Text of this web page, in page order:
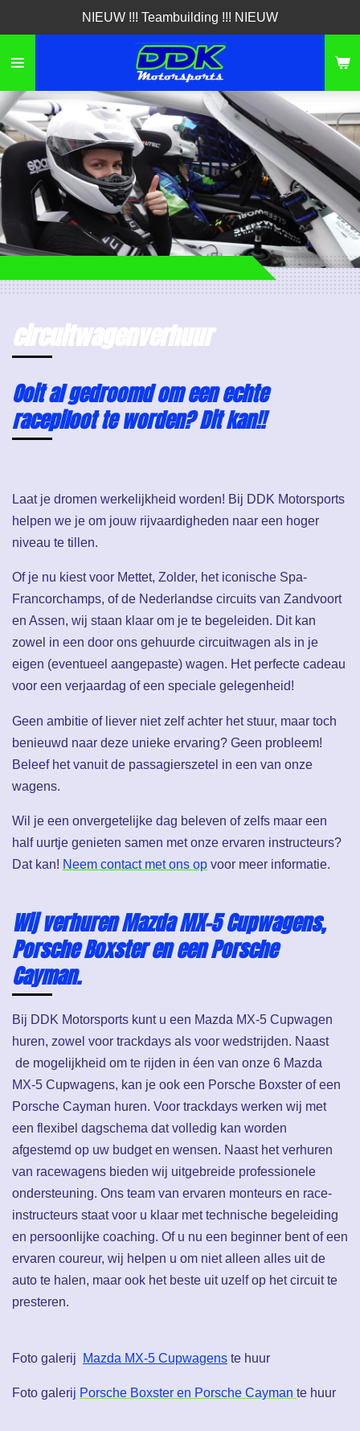
direct
naar
hoofdinhoud
NIEUW !!! Teambuilding !!! NIEUW
circuitwagenverhuur
Ooit al gedroomd om een echte
racepiloot te worden? Dit kan!!
Laat je dromen werkelijkheid worden! Bij DDK Motorsports
helpen we je om jouw rijvaardigheden naar een hoger
niveau te tillen.
Of je nu kiest voor Mettet, Zolder, het iconische Spa-
Francorchamps, of de Nederlandse circuits van Zandvoort
en Assen, wij staan klaar om je te begeleiden. Dit kan
zowel in een door ons gehuurde circuitwagen als in je
eigen (eventueel aangepaste) wagen. Het perfecte cadeau
voor een verjaardag of een speciale gelegenheid!
Geen ambitie of liever niet zelf achter het stuur, maar toch
benieuwd naar deze unieke ervaring? Geen probleem!
Beleef het vanuit de passagierszetel in een van onze
wagens.
Wil je een onvergetelijke dag beleven of zelfs maar een
half uurtje genieten samen met onze ervaren instructeurs?
Dat kan! Neem contact met ons op voor meer informatie.
Wij verhuren Mazda MX-5 Cupwagens,
Porsche Boxster en een Porsche
Cayman.
Bij DDK Motorsports kunt u een Mazda MX-5 Cupwagen
huren, zowel voor trackdays als voor wedstrijden. Naast
de mogelijkheid om te rijden in éen van onze 6 Mazda
MX-5 Cupwagens, kan je ook een Porsche Boxster of een
Porsche Cayman huren. Voor trackdays werken wij met
een flexibel dagschema dat volledig kan worden
afgestemd op uw budget en wensen. Naast het verhuren
van racewagens bieden wij uitgebreide professionele
ondersteuning. Ons team van ervaren monteurs en race-
instructeurs staat voor u klaar met technische begeleiding
en persoonlijke coaching. Of u nu een beginner bent of een
ervaren coureur, wij helpen u om niet alleen alles uit de
auto te halen, maar ook het beste uit uzelf op het circuit te
presteren.
Foto galerij Mazda MX-5 Cupwagens te huur
Foto galerij Porsche Boxster en Porsche Cayman te huur